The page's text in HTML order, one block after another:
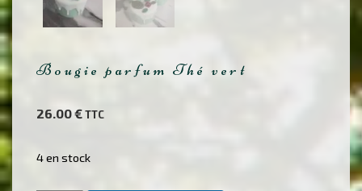
Bougie parfum Thé vert
26.00€TTC
4 en stock